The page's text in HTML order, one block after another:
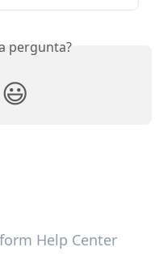
pergunta?
😃
Help Center